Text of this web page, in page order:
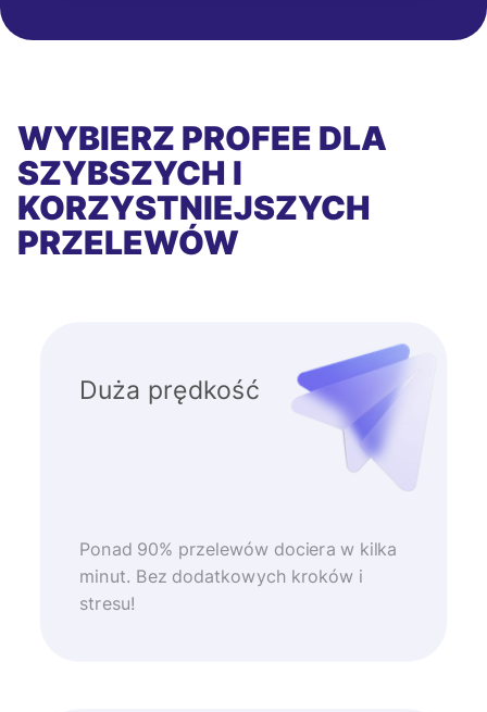
WYBIERZ PROFEE DLA
SZYBSZYCH I
KORZYSTNIEJSZYCH
PRZELEWÓW
Duża prędkość
Ponad 90% przelewów dociera w kilka
minut. Bez dodatkowych kroków i
stresu!